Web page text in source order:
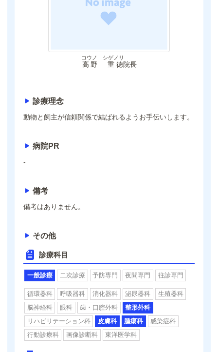
高野 重徳
コウノ シゲノリ
院長
診療理念
動物と飼主が信頼関係で結ばれるようお手伝いします。
病院PR
-
備考
備考はありません。
その他
診療科目
一般診療 二次診療 予防専門 夜間専門 往診専門
循環器科 呼吸器科 消化器科 泌尿器科
生殖器科
脳神経科
眼科 歯・口腔外科
整形外科
リハビリテーション科
皮膚科 腫瘍科
感染症科
行動診療科
画像診断科 東洋医学科